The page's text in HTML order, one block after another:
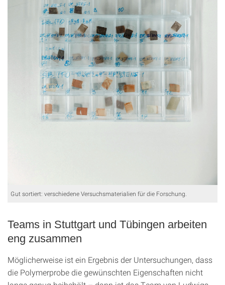
Gut sortiert: verschiedene Versuchsmaterialien für die Forschung.
Teams in Stuttgart und Tübingen arbeiten
eng zusammen
Möglicherweise ist ein Ergebnis der Untersuchungen, dass
die Polymerprobe die gewünschten Eigenschaften nicht